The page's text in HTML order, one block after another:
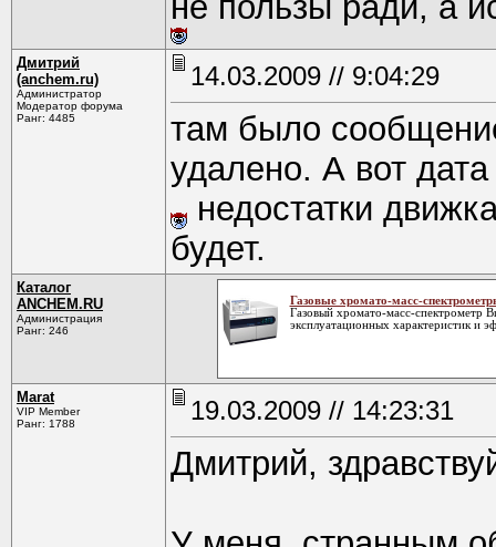
Дмитрий
(anchem.ru)
Администратор
Модератор форума
Ранг: 4485
14.03.2009 // 9:04:29
там было
удалено. А вот
недостатки
будет.
Каталог
ANCHEM.RU
Администрация
Ранг: 246
Газовые хромато-масс-
Газовый хромато-масс-спектрометр
эксплуатационных характеристик и
Marat
VIP Member
Ранг: 1788
19.03.2009 // 14:23:31
Дмитрий,